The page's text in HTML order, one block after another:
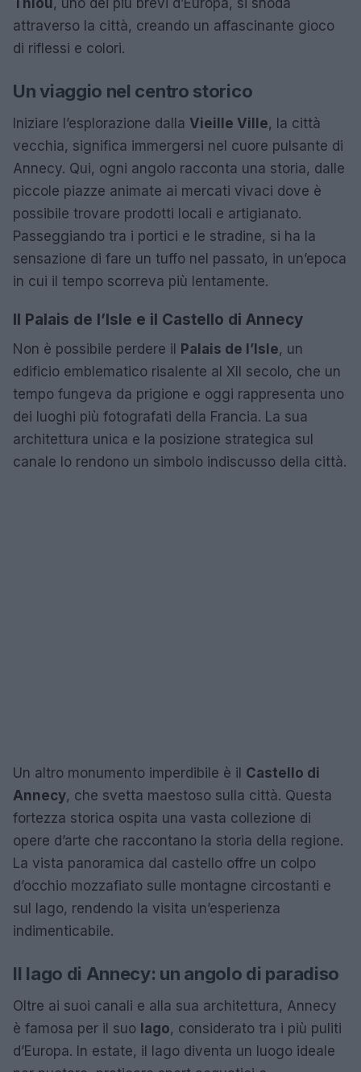
attraverso la città, creando un affascinante gioco
di riflessi e colori.
Un viaggio nel centro storico
Iniziare l’esplorazione dalla Vieille Ville, la città
vecchia, significa immergersi nel cuore pulsante di
Annecy. Qui, ogni angolo racconta una storia, dalle
piccole piazze animate ai mercati vivaci dove è
possibile trovare prodotti locali e artigianato.
Passeggiando tra i portici e le stradine, si ha la
sensazione di fare un tuffo nel passato, in un’epoca
in cui il tempo scorreva più lentamente.
Il Palais de l’Isle e il Castello di Annecy
Non è possibile perdere il Palais de l’Isle, un
edificio emblematico risalente al XII secolo, che un
tempo fungeva da prigione e oggi rappresenta uno
dei luoghi più fotografati della Francia. La sua
architettura unica e la posizione strategica sul
canale lo rendono un simbolo indiscusso della città.
Un altro monumento imperdibile è il Castello di
Annecy, che svetta maestoso sulla città. Questa
fortezza storica ospita una vasta collezione di
opere d’arte che raccontano la storia della regione.
La vista panoramica dal castello offre un colpo
d’occhio mozzafiato sulle montagne circostanti e
sul lago, rendendo la visita un’esperienza
indimenticabile.
Il lago di Annecy: un angolo di paradiso
Oltre ai suoi canali e alla sua architettura, Annecy
è famosa per il suo lago, considerato tra i più puliti
d’Europa. In estate, il lago diventa un luogo ideale